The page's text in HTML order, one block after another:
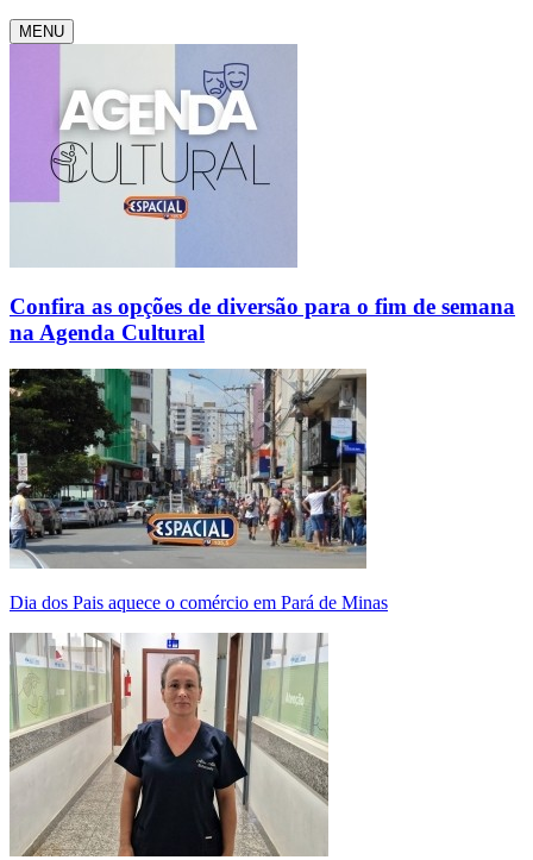
MENU
Confira as opções de diversão para o fim de semana
na Agenda Cultural
Dia dos Pais aquece o comércio em Pará de Minas